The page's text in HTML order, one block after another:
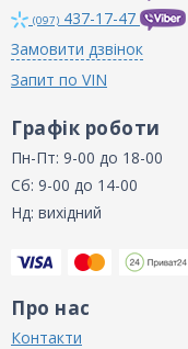
(097) 437-17-47
Замовити дзвінок
Запит по VIN
Графік роботи
Пн-Пт: 9-00 до 18-00
Сб: 9-00 до 14-00
Нд: вихідний
Про нас
Контакти